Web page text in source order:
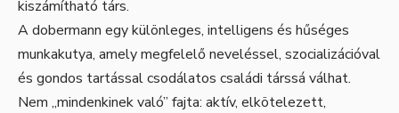
kiszámítható társ.
A dobermann egy különleges, intelligens és hűséges
munkakutya, amely megfelelő neveléssel, szocializációval
és gondos tartással csodálatos családi társsá válhat.
Nem „mindenkinek való” fajta: aktív, elkötelezett,